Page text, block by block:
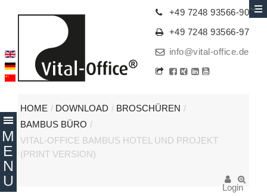
+49 7248 93566-90
+49 7248 93566-97
info@vital-office.de
HOME / DOWNLOAD / BROSCHÜREN /
BAMBUS BÜRO /
VITAL-OFFICE BAMBUS HOTEL UND PROJEKT
(PRINT VERSION)
Login